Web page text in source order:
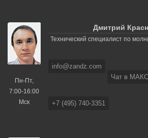
Пн-Пт,
7:00-16:00
Мск
Дмитрий
Технический специалист по
info@zandz.com
Чат в МАКС
+7 (495) 740-3351